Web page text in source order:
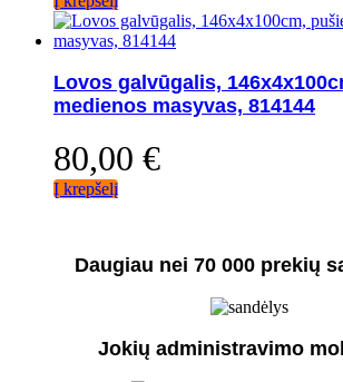
Lovos galvūgalis,
medienos masyvas, 814144
80,00 €
Į krepšelį
Daugiau nei 70 000 prekių
Jokių administravimo